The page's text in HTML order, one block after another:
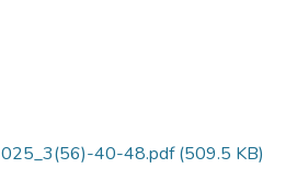
40-48.pdf(509.5 KB)